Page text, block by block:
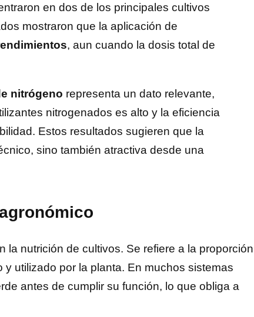
en dos de los principales cultivos
mostraron que la aplicación de
, aun cuando la dosis total de
nitrógeno representa un dato relevante,
nitrogenados es alto y la eficiencia
Estos resultados sugieren que la
sino también atractiva desde una
la nutrición de cultivos. Se refiere a la proporción
utilizado por la planta. En muchos sistemas
antes de cumplir su función, lo que obliga a